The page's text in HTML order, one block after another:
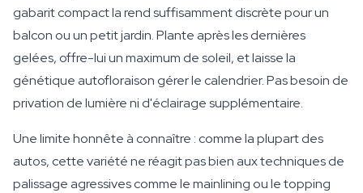
gabarit compact la rend suffisamment discrète pour un
balcon ou un petit jardin. Plante après les dernières
gelées, offre-lui un maximum de soleil, et laisse la
génétique autofloraison gérer le calendrier. Pas besoin de
privation de lumière ni d'éclairage supplémentaire.
Une limite honnête à connaître : comme la plupart des
autos, cette variété ne réagit pas bien aux techniques de
palissage agressives comme le mainlining ou le topping